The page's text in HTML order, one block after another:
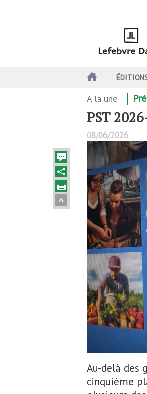
A la une
PST
08/06/2026
Au-delà des
cinquième